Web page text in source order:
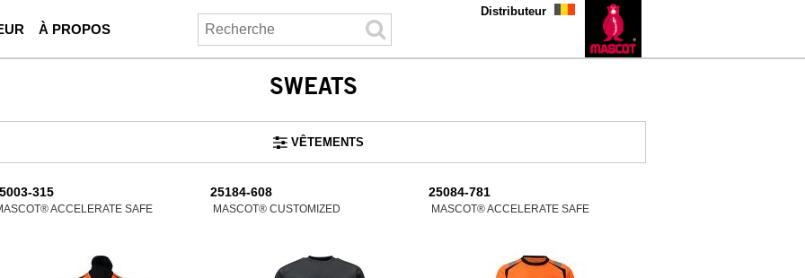
À PROPOS
Distributeur
SWEATS
VÊTEMENTS
315
ACCELERATE SAFE
25184-608
MASCOT® CUSTOMIZED
25084-781
MASCOT® ACCELERATE SAFE